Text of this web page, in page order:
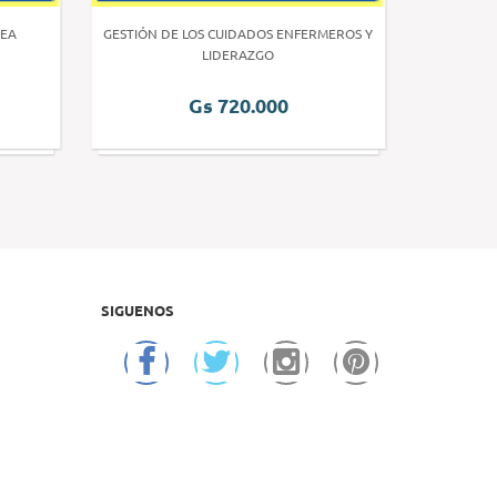
GESTIÓN DE LOS CUIDADOS ENFERMEROS Y
LIDERAZGO
Gs 720.000
SIGUENOS